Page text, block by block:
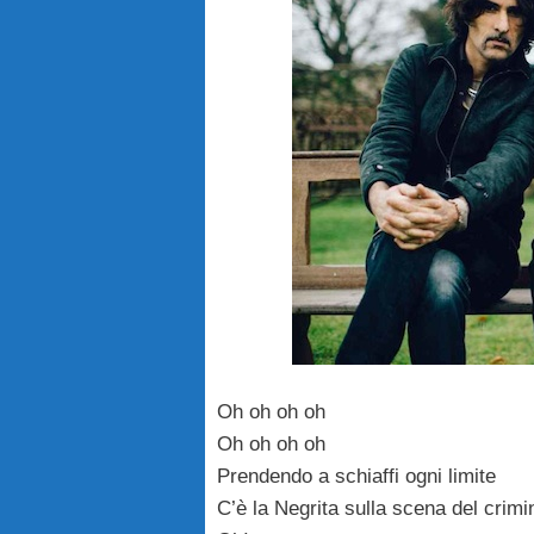
Oh oh oh oh
Oh oh oh oh
Prendendo a schiaffi ogni limite
C’è la Negrita sulla scena del